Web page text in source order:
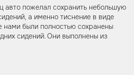
авто пожелал сохранить небольшую
а именно тиснение в виде
нами были полностью сохранены
сидений. Они выполнены из